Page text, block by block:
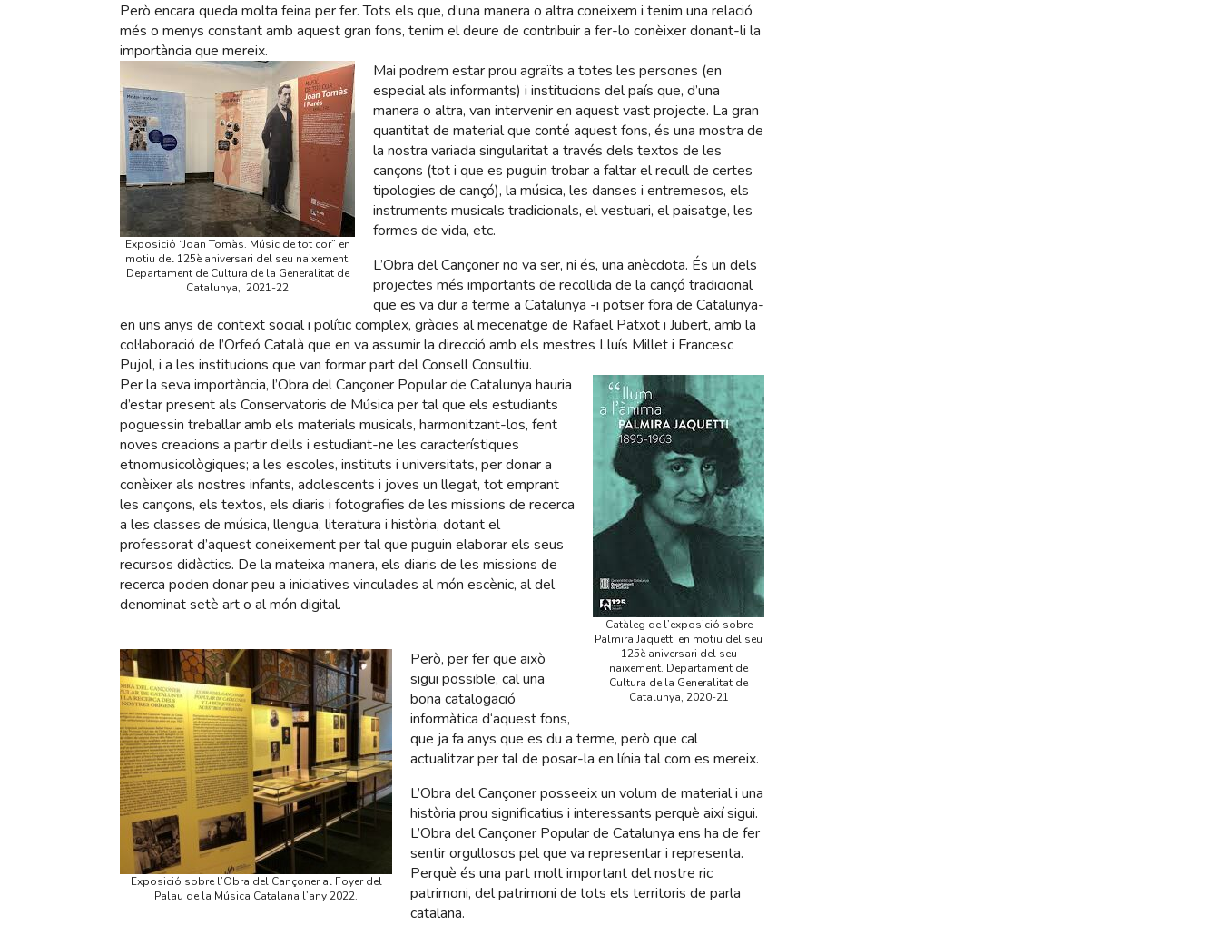
Però encara queda molta feina per fer. Tots els que, d’una manera o altra coneixem i tenim una relació
més o menys constant amb aquest gran fons, tenim el deure de contribuir a fer-lo conèixer donant-li la
importància que mereix.
Exposició “Joan Tomàs. Músic de tot cor” en
motiu del 125è aniversari del seu naixement.
Departament de Cultura de la Generalitat de
Catalunya, 2021-22
Mai podrem estar prou agraïts a totes les persones (en
especial als informants) i institucions del país que, d’una
manera o altra, van intervenir en aquest vast projecte. La gran
quantitat de material que conté aquest fons, és una mostra de
la nostra variada singularitat a través dels textos de les
cançons (tot i que es puguin trobar a faltar el recull de certes
tipologies de cançó), la música, les danses i entremesos, els
instruments musicals tradicionals, el vestuari, el paisatge, les
formes de vida, etc.
L’Obra del Cançoner no va ser, ni és, una anècdota. És un dels
projectes més importants de recollida de la cançó tradicional
que es va dur a terme a Catalunya -i potser fora de Catalunya-
en uns anys de context social i polític complex, gràcies al mecenatge de Rafael Patxot i Jubert, amb la
col·laboració de l’Orfeó Català que en va assumir la direcció amb els mestres Lluís Millet i Francesc
Pujol, i a les institucions que van formar part del Consell Consultiu.
Catàleg de l’exposició sobre
Palmira Jaquetti en motiu del seu
125è aniversari del seu
naixement. Departament de
Cultura de la Generalitat de
Catalunya, 2020-21
Per la seva importància, l’Obra del Cançoner Popular de Catalunya hauria
d’estar present als Conservatoris de Música per tal que els estudiants
poguessin treballar amb els materials musicals, harmonitzant-los, fent
noves creacions a partir d’ells i estudiant-ne les característiques
etnomusicològiques; a les escoles, instituts i universitats, per donar a
conèixer als nostres infants, adolescents i joves un llegat, tot emprant
les cançons, els textos, els diaris i fotografies de les missions de recerca
a les classes de música, llengua, literatura i història, dotant el
professorat d’aquest coneixement per tal que puguin elaborar els seus
recursos didàctics. De la mateixa manera, els diaris de les missions de
recerca poden donar peu a iniciatives vinculades al món escènic, al del
denominat setè art o al món digital.
Exposició sobre l’Obra del Cançoner al Foyer del
Palau de la Música Catalana l’any 2022.
Però, per fer que això
sigui possible, cal una
bona catalogació
informàtica d‘aquest fons,
que ja fa anys que es du a terme, però que cal
actualitzar per tal de posar-la en línia tal com es mereix.
L’Obra del Cançoner posseeix un volum de material i una
història prou significatius i interessants perquè així sigui.
L’Obra del Cançoner Popular de Catalunya ens ha de fer
sentir orgullosos pel que va representar i representa.
Perquè és una part molt important del nostre ric
patrimoni, del patrimoni de tots els territoris de parla
catalana.